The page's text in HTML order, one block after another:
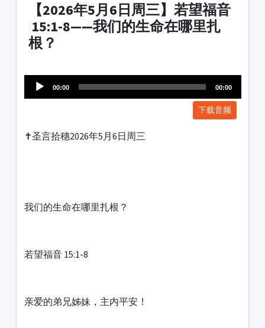
【2026年5月6日周三】若望福音
15:1-8——我们的生命在哪里扎
根？
Player
00:00 00:00
下载音频
✝️圣言拾穗2026年5月6日周三
我们的生命在哪里扎根？
若望福音 15:1-8
亲爱的弟兄姊妹，主内平安！